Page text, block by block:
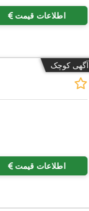
اطلاعات قیمت
آگهی کوچک
اطلاعات قیمت